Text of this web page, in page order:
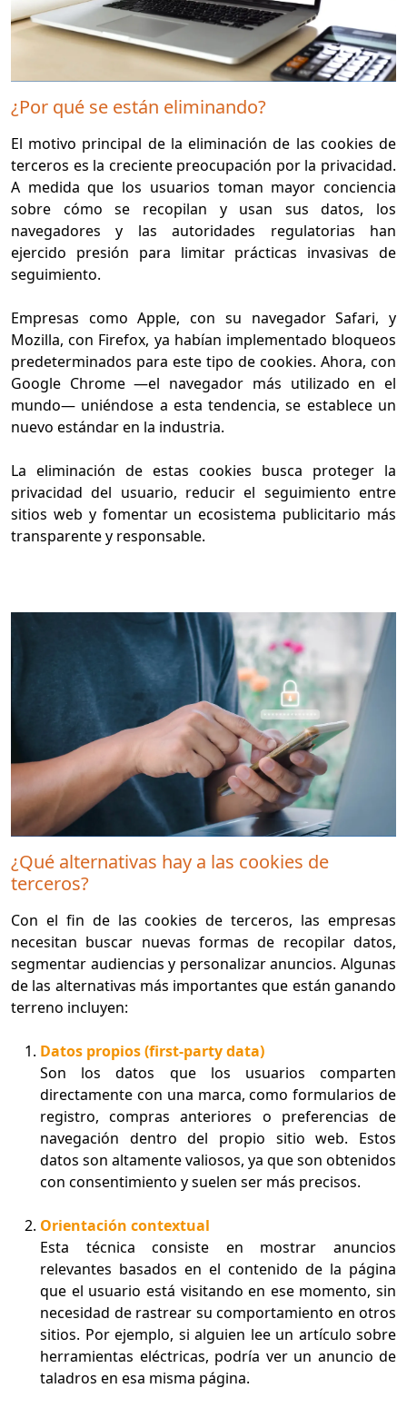
¿Por qué se están eliminando?
El motivo principal de la eliminación de las cookies de
terceros es la creciente preocupación por la privacidad.
A medida que los usuarios toman mayor conciencia
sobre cómo se recopilan y usan sus datos, los
navegadores y las autoridades regulatorias han
ejercido presión para limitar prácticas invasivas de
seguimiento.
Empresas como Apple, con su navegador Safari, y
Mozilla, con Firefox, ya habían implementado bloqueos
predeterminados para este tipo de cookies. Ahora, con
Google Chrome —el navegador más utilizado en el
mundo— uniéndose a esta tendencia, se establece un
nuevo estándar en la industria.
La eliminación de estas cookies busca proteger la
privacidad del usuario, reducir el seguimiento entre
sitios web y fomentar un ecosistema publicitario más
transparente y responsable.
¿Qué alternativas hay a las cookies de
terceros?
Con el fin de las cookies de terceros, las empresas
necesitan buscar nuevas formas de recopilar datos,
segmentar audiencias y personalizar anuncios. Algunas
de las alternativas más importantes que están ganando
terreno incluyen:
Datos propios (first-party data)
Son los datos que los usuarios comparten
directamente con una marca, como formularios de
registro, compras anteriores o preferencias de
navegación dentro del propio sitio web. Estos
datos son altamente valiosos, ya que son obtenidos
con consentimiento y suelen ser más precisos.
Orientación contextual
Esta técnica consiste en mostrar anuncios
relevantes basados en el contenido de la página
que el usuario está visitando en ese momento, sin
necesidad de rastrear su comportamiento en otros
sitios. Por ejemplo, si alguien lee un artículo sobre
herramientas eléctricas, podría ver un anuncio de
taladros en esa misma página.